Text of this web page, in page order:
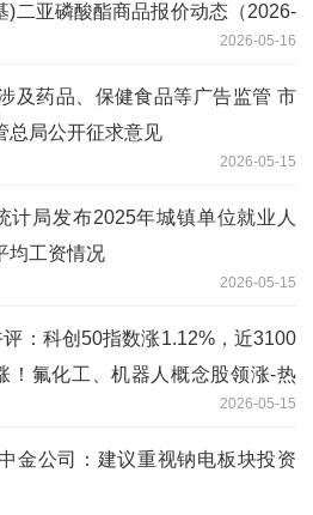
)二亚磷酸酯商品报价动态（2026-
2026-05-16
及药品、保健食品等广告监管 市
总局公开征求意见
2026-05-15
计局发布2025年城镇单位就业人
均工资情况
2026-05-15
：科创50指数涨1.12%，近3100
！氟化工、机器人概念股领涨-热
2026-05-15
金公司：建议重视钠电板块投资